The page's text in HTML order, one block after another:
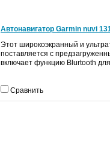
Автонавигатор Garmin nuvi
Этот широкоэкранный и
поставляется с
включает функцию Blurtooth для
Сравнить